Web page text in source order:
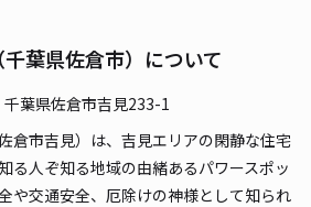
葉県佐倉市）について
葉県佐倉市吉見233-1
倉市吉見）は、吉見エリアの閑静な住宅
る人ぞ知る地域の由緒あるパワースポッ
や交通安全、厄除けの神様として知られ